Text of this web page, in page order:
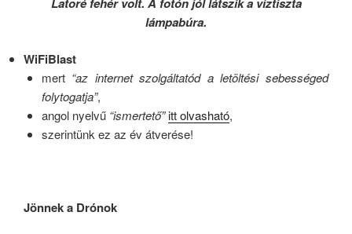
lámpabúra.
WiFiBlast
mert “az internet szolgáltatód a letöltési sebességed
folytogatja”,
angol nyelvű “ismertető” itt olvasható,
szerintünk ez az év átverése!
Jönnek a Drónok